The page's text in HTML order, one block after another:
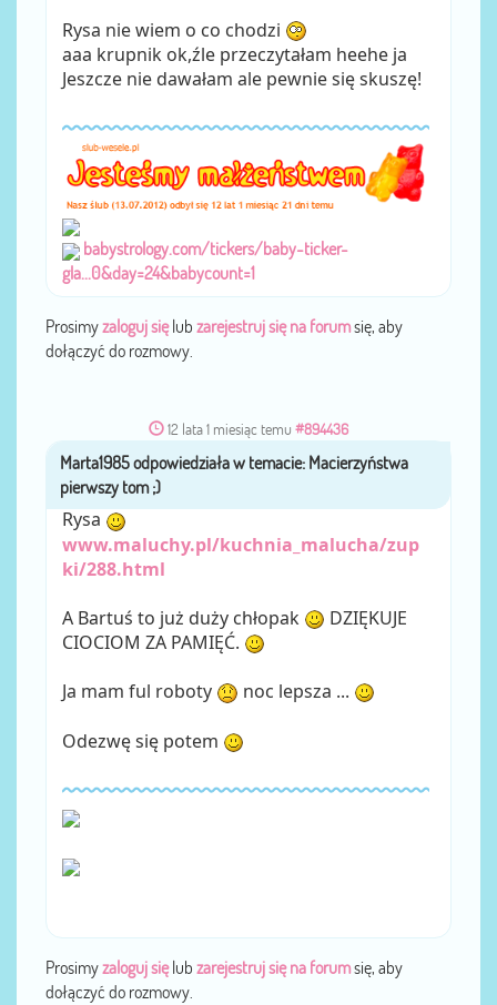
Rysa nie wiem o co chodzi
aaa krupnik ok,źle przeczytałam heehe ja
Jeszcze nie dawałam ale pewnie się skuszę!
babystrology.com/tickers/baby-ticker-
gla...0&day=24&babycount=1
Prosimyzaloguj sięlub zarejestruj się na forumsię, aby
dołączyć do rozmowy.
12 lata 1 miesiąc temu #894436
przezMarta1985
Rysa
www.maluchy.pl/kuchnia_malucha/zup
ki/288.html
A Bartuś to już duży chłopak
DZIĘKUJE
CIOCIOM ZA PAMIĘĆ.
Ja mam ful roboty noc lepsza ...
Odezwę się potem
Prosimyzaloguj sięlub zarejestruj się na forumsię, aby
dołączyć do rozmowy.